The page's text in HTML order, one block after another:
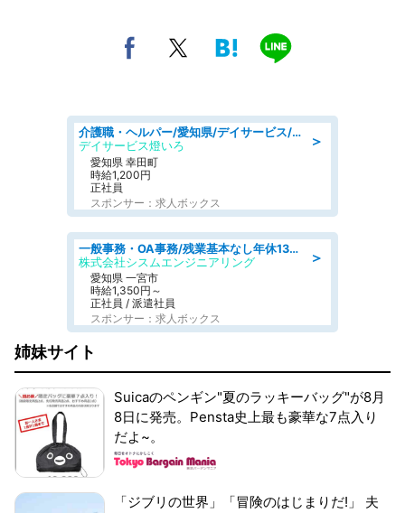
＞
介護職・ヘルパー/愛知県/デイサービス/JR東海道本線 幸田/額田郡幸田町
デイサービス燈いろ
愛知県 幸田町
時給1,200円
正社員
スポンサー：求人ボックス
＞
一般事務・OA事務/残業基本なし年休130日社保完備の一般・調達事務
株式会社シスムエンジニアリング
愛知県 一宮市
時給1,350円～
正社員 / 派遣社員
スポンサー：求人ボックス
姉妹サイト
Suicaのペンギン"夏のラッキーバッグ"が8月
8日に発売。Pensta史上最も豪華な7点入り
だよ~。
「ジブリの世界」「冒険のはじまりだ!」 夫